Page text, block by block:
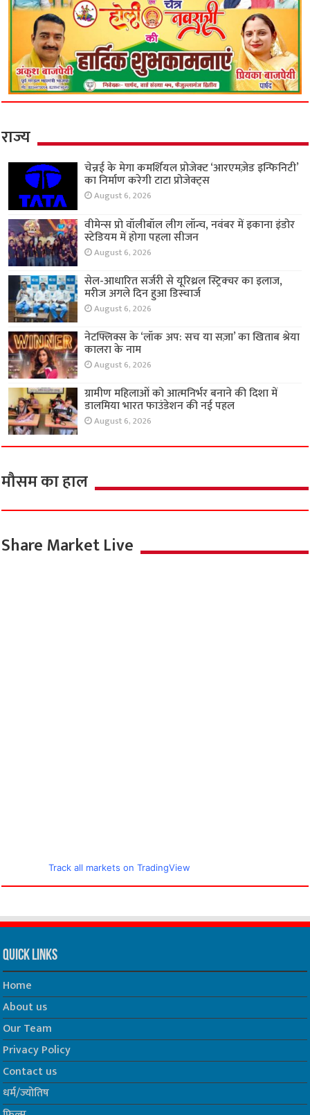
राज्य
चेन्नई के मेगा कमर्शियल प्रोजेक्ट ‘आरएमज़ेड इन्फिनिटी’
का निर्माण करेगी टाटा प्रोजेक्ट्स
August 6, 2026
वीमेन्स प्रो वॉलीबॉल लीग लॉन्च, नवंबर में इकाना इंडोर
स्टेडियम में होगा पहला सीजन
August 6, 2026
सेल-आधारित सर्जरी से यूरिथ्रल स्ट्रिक्चर का इलाज,
मरीज अगले दिन हुआ डिस्चार्ज
August 6, 2026
नेटफ्लिक्स के ‘लॉक अप: सच या सज़ा’ का खिताब श्रेया
कालरा के नाम
August 6, 2026
ग्रामीण महिलाओं को आत्मनिर्भर बनाने की दिशा में
डालमिया भारत फाउंडेशन की नई पहल
August 6, 2026
मौसम का हाल
Share Market Live
Track all markets on TradingView
Quick Links
Home
About us
Our Team
Privacy Policy
Contact us
धर्म/ज्योतिष